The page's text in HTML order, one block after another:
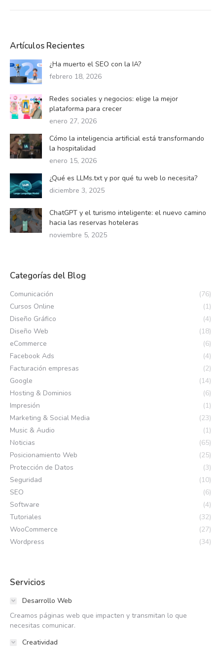
Artículos Recientes
¿Ha muerto el SEO con la IA?
febrero 18, 2026
Redes sociales y negocios: elige la mejor
plataforma para crecer
enero 27, 2026
Cómo la inteligencia artificial está transformando
la hospitalidad
enero 15, 2026
¿Qué es LLMs.txt y por qué tu web lo necesita?
diciembre 3, 2025
ChatGPT y el turismo inteligente: el nuevo camino
hacia las reservas hoteleras
noviembre 5, 2025
Categorías del Blog
Comunicación
(76)
Cursos Online
(1)
Diseño Gráfico
(4)
Diseño Web
(18)
eCommerce
(6)
Facebook Ads
(4)
Facturación empresas
(2)
Google
(14)
Hosting & Dominios
(6)
Impresión
(1)
Marketing & Social Media
(23)
Music & Audio
(1)
Noticias
(65)
Posicionamiento Web
(25)
Protección de Datos
(3)
Seguridad
(10)
SEO
(6)
Software
(4)
Tutoriales
(32)
WooCommerce
(27)
Wordpress
(34)
Servicios
Desarrollo Web
Creamos páginas web que impacten y transmitan lo que
necesitas comunicar.
Creatividad